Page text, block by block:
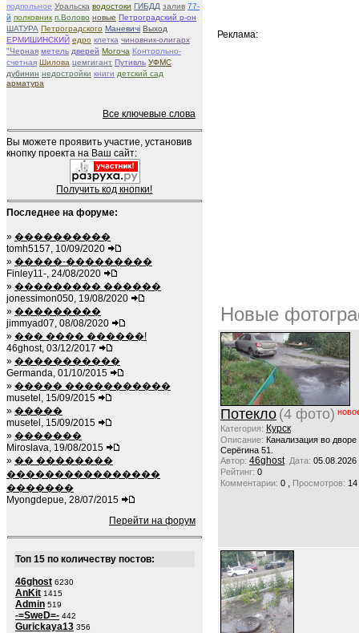
подпольное Уральска водостоки ГИБДД залив 77-
й полковник п.Волово новые Петроградский р-он
ШАТУРА Петроградского Маневичі Выход
ЕРМИШИНСКИЙ едро клетка чиновник-олигарх
"Черная метель дверей Могоча Контрольно-
счетная Шилова цемгигант Путивль УФМС
дубинин недостройки книги детский сад
арматура
Все ключевые слова
Вы можете проявить участие, установив
кнопку проекта на Ваш сайт:
Получить код кнопки!
Последнее на форуме:
» ����������
tomh5157, 10/09/2020
» �����-���������
Finley11-, 24/08/2020
» ��������� ������
jonessimon050, 19/08/2020
» ���������
jimmyad07, 08/08/2020
» ��� ���� ������!
46ghost, 03/12/2017
» �����������
Germanda, 01/10/2015
» ����� �����������
musetel, 15/09/2015
» �����
musetel, 15/09/2015
» �������
Miroslava, 19/08/2015
» �� ��������
����������������
�������
Myongdepue, 28/07/2015
Перейти на форум
Топ 15 по количеству постов:
46ghost 6230
AnKit 1415
Admin 519
-=SweD=- 442
Gurickaya13 356
Реклама:
Новые
Потекло (4 фото)
Категория: Курск
Описание: Канализация во
Серёгина 51.
Автор: 46ghost Дата: 05.08.2026
Рейтинг: 0
Комментарии: 0 , Просмотров: 14